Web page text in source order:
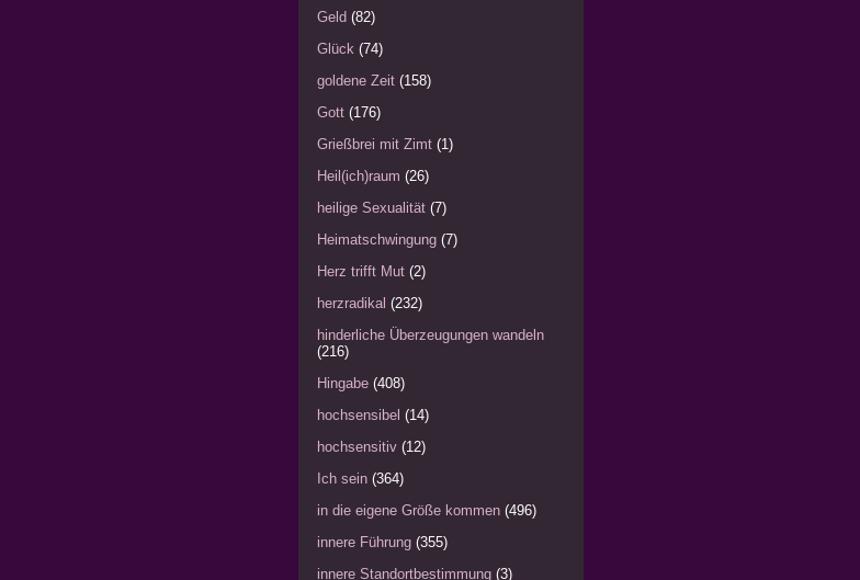
Geld (82)
Glück (74)
goldene Zeit (158)
Gott (176)
Grießbrei mit Zimt (1)
Heil(ich)raum (26)
heilige Sexualität (7)
Heimatschwingung (7)
Herz trifft Mut (2)
herzradikal (232)
hinderliche Überzeugungen wandeln
(216)
Hingabe (408)
hochsensibel (14)
hochsensitiv (12)
Ich sein (364)
in die eigene Größe kommen (496)
innere Führung (355)
innere Standortbestimmung (3)